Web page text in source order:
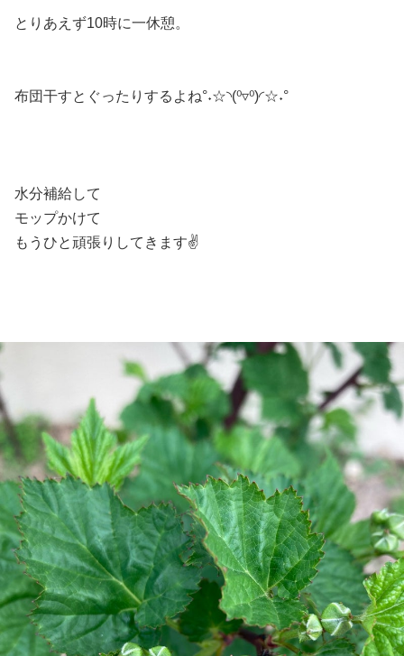
とりあえず10時に一休憩。
布団干すとぐったりするよね°˖☆◝(⁰▿⁰)◜☆˖°
水分補給して
モップかけて
もうひと頑張りしてきます✌️